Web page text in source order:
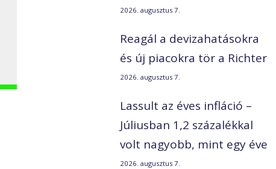
2026. augusztus 7.
Reagál a devizahatásokra
és új piacokra tör a Richter
2026. augusztus 7.
Lassult az éves infláció –
Júliusban 1,2 százalékkal
volt nagyobb, mint egy éve
2026. augusztus 7.